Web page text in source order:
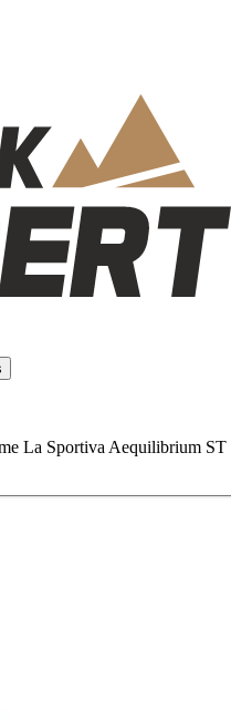
La Sportiva Aequilibrium ST